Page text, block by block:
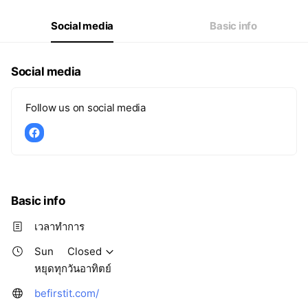
08:00 - 18:00
หยุดทุกวันอาทิตย์Social media Basic info
Social media
Follow us on social media
Basic info
เวลาทำการ
Sun
Closed
หยุดทุกวันอาทิตย์
befirstit.com/